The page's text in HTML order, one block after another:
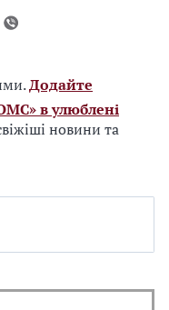
Додайте
в улюблені
новини та